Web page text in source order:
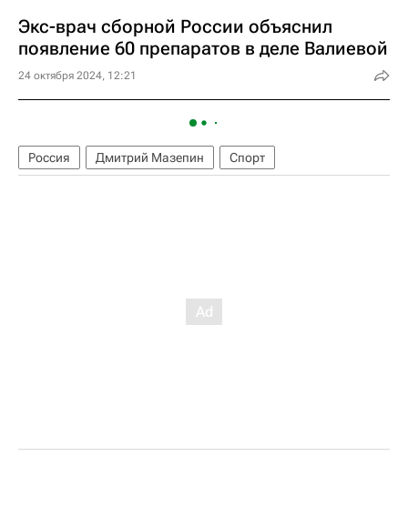
Экс-врач сборной России объяснил
появление 60 препаратов в деле Валиевой
24 октября 2024, 12:21
Россия Дмитрий Мазепин Спорт